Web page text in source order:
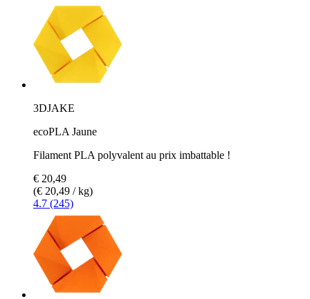
3DJAKE
ecoPLA Jaune
Filament PLA polyvalent au prix imbattable !
€ 20,49
(€ 20,49 / kg)
4.7 (245)